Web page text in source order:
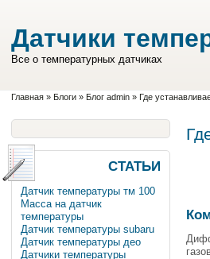
Датчики
Все о температурных датчиках
Вы здесь
Главная» Блоги» Блог admin» Где
СТАТЬИ
Датчик температуры тм 100
Масса на датчик
температуры
Датчик температуры subaru
Датчик температуры део
Датчики температуры